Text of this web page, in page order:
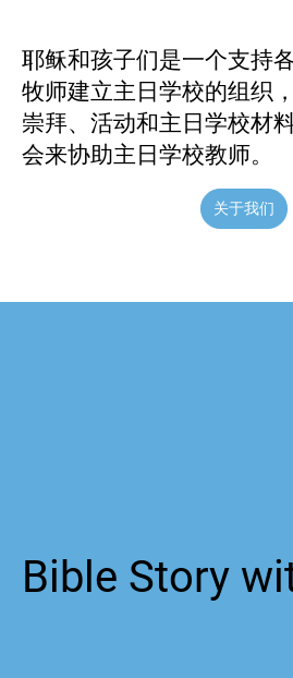
关于我们
耶稣和孩子们是一个支持
牧师建立主日学校的组织
崇拜、活动和主日学校材
会来协助主日学校教师。
Bible Story